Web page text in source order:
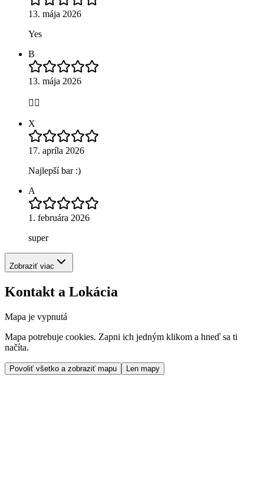
13. mája 2026
Yes
B
13. mája 2026
👍🏿
X
17. apríla 2026
Najlepší bar :)
A
1. februára 2026
super
Zobraziť viac
Kontakt a Lokácia
Mapa je vypnutá
Mapa potrebuje cookies. Zapni ich jedným klikom a hneď sa ti
načíta.
Povoliť všetko a zobraziť mapu Len mapy